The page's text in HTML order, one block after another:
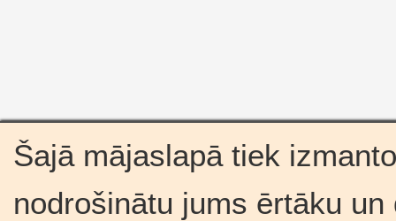
Šajā mājaslapā tiek
nodrošinātu jums ērtāku